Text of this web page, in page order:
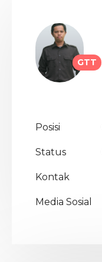
GTT
Posisi
Status
Kontak
Media Sosial